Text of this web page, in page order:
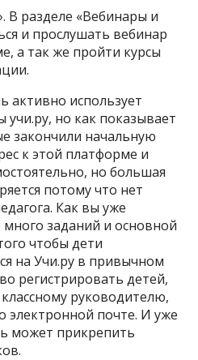
В разделе «Вебинары и
и прослушать вебинар
а так же пройти курсы
активно использует
учи.ру, но как показывает
закончили начальную
к этой платформе и
но большая
потому что нет
Как вы уже
заданий и основной
чтобы дети
на Учи.ру в привычном
регистрировать детей,
руководителю,
электронной почте. И уже
может прикрепить